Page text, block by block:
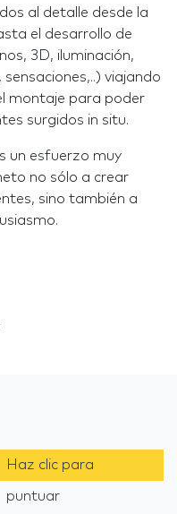
al detalle desde la
el desarrollo de
3D, iluminación,
viajando
montaje para poder
surgidos in situ.
un esfuerzo muy
no sólo a crear
sino también a
Haz clic para
puntuar